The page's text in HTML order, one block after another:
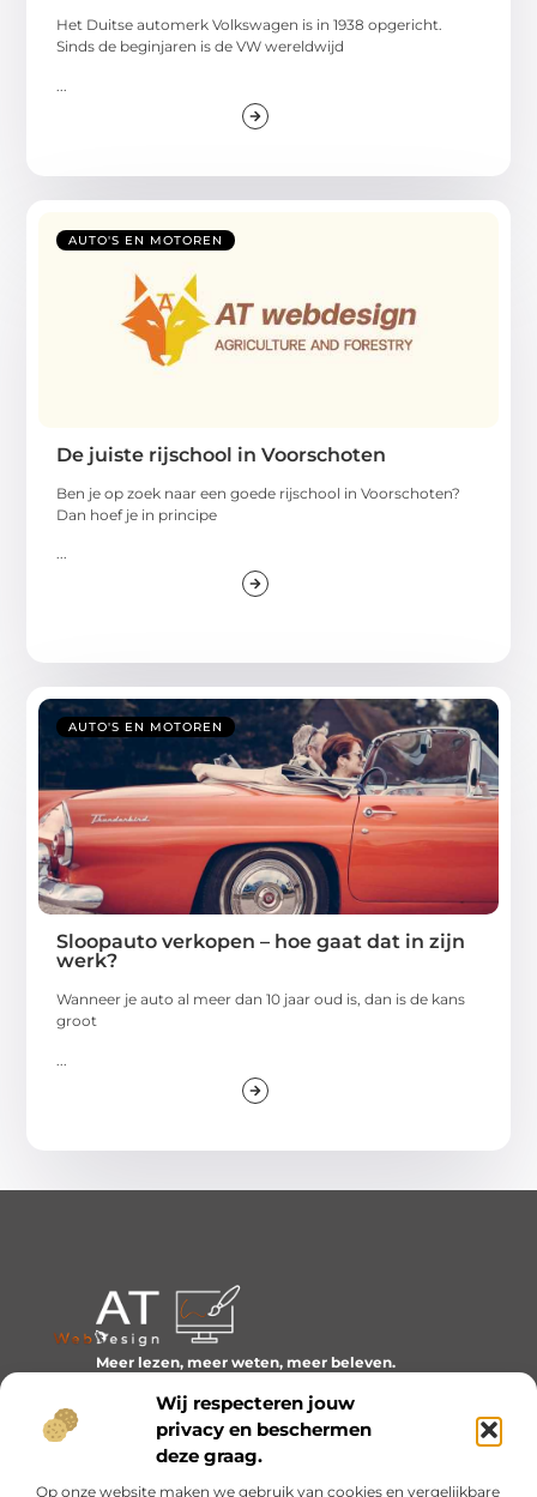
Wij respecteren jouw
privacy en beschermen
deze graag.
Op onze website maken we gebruik van cookies en vergelijkbare
Het Duitse automerk Volkswagen is in 1938 opgericht.
Sinds de beginjaren is de VW wereldwijd
AUTO'S EN MOTOREN
De juiste rijschool in Voorschoten
Ben je op zoek naar een goede rijschool in Voorschoten?
Dan hoef je in principe
...
AUTO'S EN MOTOREN
Sloopauto verkopen – hoe gaat dat in zijn
werk?
Wanneer je auto al meer dan 10 jaar oud is, dan is de kans
groot
Meer lezen, meer weten, meer beleven.
het dagelijks leven boeiend maakt.
Bericht categorie